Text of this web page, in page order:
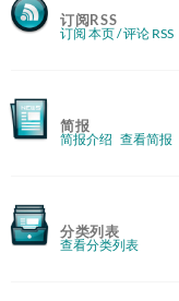
订阅RSS
订阅 本页 / 评论 RSS
简报
简报介绍 查看简报
分类列表
查看分类列表